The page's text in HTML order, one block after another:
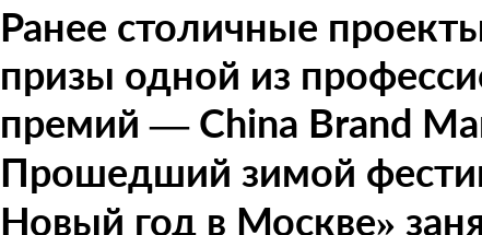
Ранее столичные
призы одной из
премий — China Brand
Прошедший зимой
Новый год в Москве»